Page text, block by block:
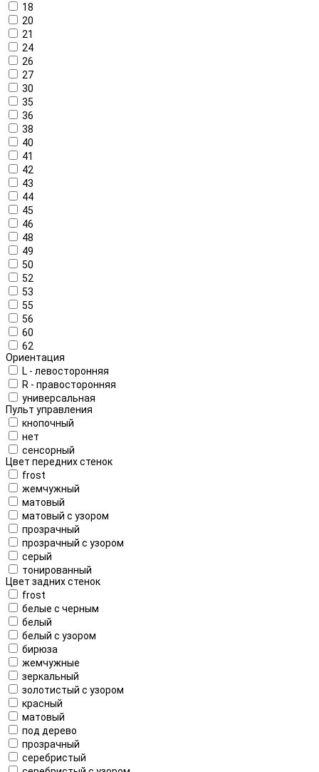
18
20
21
24
26
27
30
35
36
38
40
41
42
43
44
45
46
48
49
50
52
53
55
56
60
62
Ориентация
L - левосторонняя
R - правосторонняя
универсальная
Пульт управления
кнопочный
нет
сенсорный
Цвет передних стенок
frost
жемчужный
матовый
матовый с узором
прозрачный
прозрачный с узором
серый
тонированный
Цвет задних стенок
frost
белые с черным
белый
белый с узором
бирюза
жемчужные
зеркальный
золотистый с узором
красный
матовый
под дерево
прозрачный
серебристый